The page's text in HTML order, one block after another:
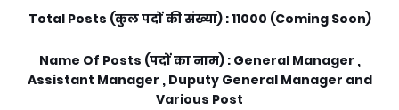
Total Posts (कुल पदों की संख्या) : 11000 (Coming Soon)
Name Of Posts (पदों का नाम) : General Manager ,
Assistant Manager , Duputy General Manager and
Various Post